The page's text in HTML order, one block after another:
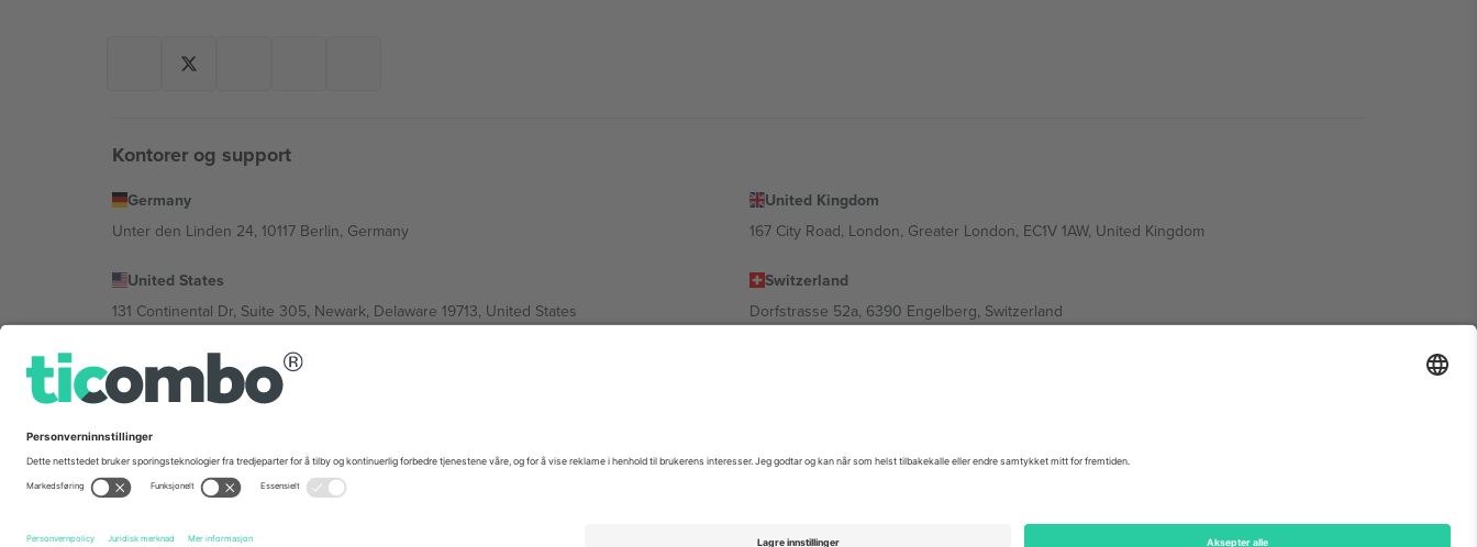
Kontorer og support
Germany
Unter den Linden 24, 10117 Berlin, Germany
United Kingdom
167 City Road, London, Greater London, EC1V 1AW, United Kingdom
United States
131 Continental Dr, Suite 305, Newark, Delaware 19713, United States
Switzerland
Dorfstrasse 52a, 6390 Engelberg, Switzerland
Bulgaria
Regus Sofia City West, bul Totleben 53-55, 1606 Sofia, Bulgaria
Mexico
Av Chapultepec 360, Roma Norte, Cuauhtémoc, 06700 Ciudad de México, CDMX, Mexico
Vilkår.© 2026 Ticombo. Alle rettigheter reservert.